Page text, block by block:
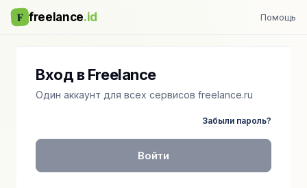
F freelance.id Помощь
Вход в Freelance
Один аккаунт для всех сервисов freelance.ru
Забыли пароль?
Войти